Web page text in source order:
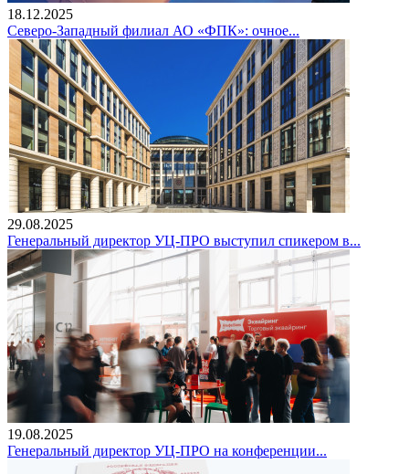
18.12.2025
Северо-Западный филиал АО «ФПК»: очное...
29.08.2025
Генеральный директор УЦ-ПРО выступил спикером в...
19.08.2025
Генеральный директор УЦ-ПРО на конференции...